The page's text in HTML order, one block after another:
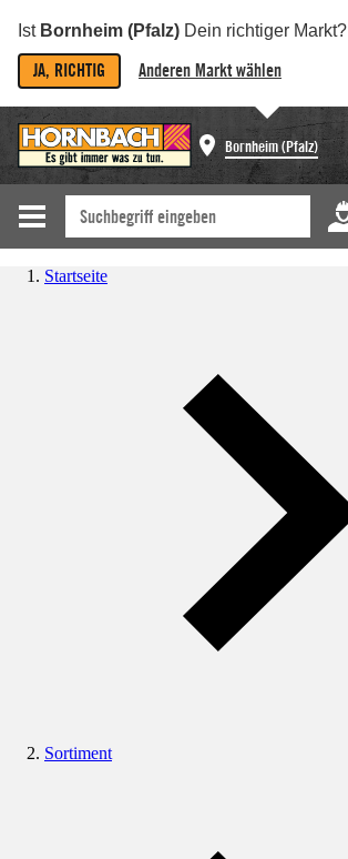
Ist Bornheim (Pfalz) Dein richtiger Markt?
JA, RICHTIG Anderen Markt wählen
Bornheim (Pfalz)
Startseite
Sortiment